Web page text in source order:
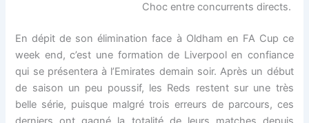
Choc entre concurrents directs.
En dépit de son élimination face à Oldham en FA Cup ce
week end, c’est une formation de Liverpool en confiance
qui se présentera à l’Emirates demain soir. Après un début
de saison un peu poussif, les Reds restent sur une très
belle série, puisque malgré trois erreurs de parcours, ces